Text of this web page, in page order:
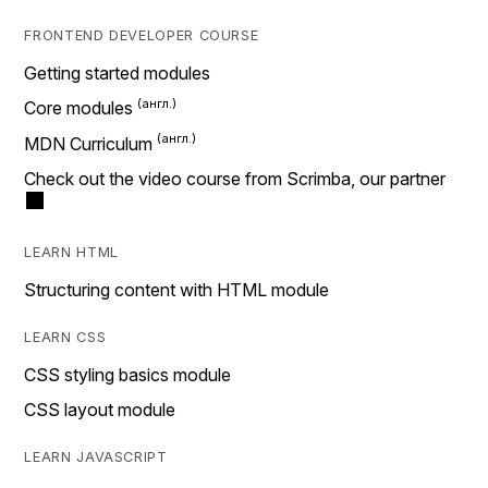
FRONTEND DEVELOPER COURSE
Getting started modules
Core modules
MDN Curriculum
Check out the video course from Scrimba, our partner
LEARN HTML
Structuring content with HTML module
LEARN CSS
CSS styling basics module
CSS layout module
LEARN JAVASCRIPT